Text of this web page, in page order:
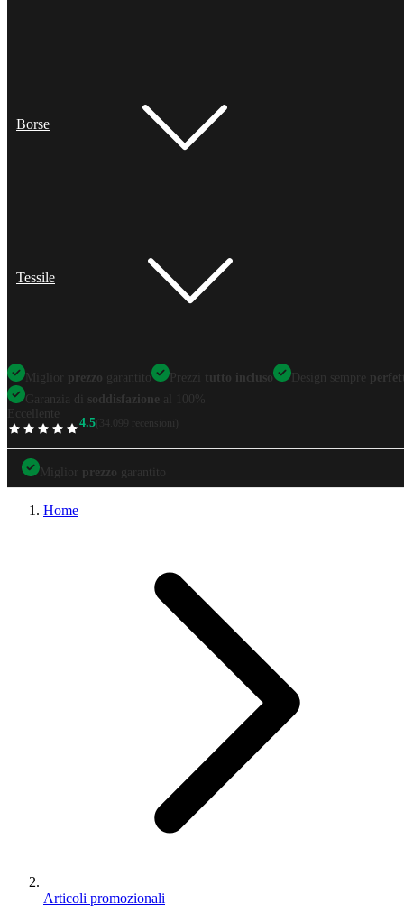
Borse
Tessile
Miglior prezzo garantito Prezzi tutto incluso Design sempre
Garanzia di soddisfazione al 100%
Eccellente
TrustScore
4.5 (34.099 recensioni)
Miglior
Prezzi tutto incluso
Garanzia di
Miglior prezzo garantito
Home
Articoli promozionali